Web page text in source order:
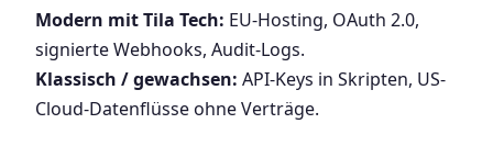
Modern mit Tila Tech: EU-Hosting, OAuth 2.0,
signierte Webhooks, Audit-Logs.
Klassisch / gewachsen: API-Keys in Skripten, US-
Cloud-Datenflüsse ohne Verträge.